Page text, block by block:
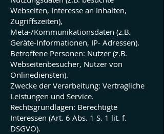
Webseiten, Interesse an Inhalten,
Zugriffszeiten),
Meta-/Kommunikationsdaten (z.B.
Geräte-Informationen, IP- Adressen).
Betroffene Personen: Nutzer (z.B.
Webseitenbesucher, Nutzer von
Onlinediensten).
Zwecke der Verarbeitung: Vertragliche
Leistungen und Service.
Rechtsgrundlagen: Berechtigte
Interessen (Art. 6 Abs. 1 S. 1 lit. f.
DSGVO).